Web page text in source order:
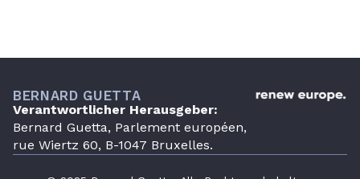
BERNARD GUETTA
Verantwortlicher Herausgeber:
Bernard Guetta, Parlement européen,
rue Wiertz 60, B-1047 Bruxelles.